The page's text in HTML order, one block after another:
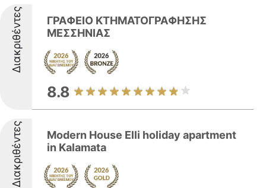
Διακριθέντες
ΓΡΑΦΕΙΟ ΚΤΗΜΑΤΟΓΡΑΦΗΣΗΣ
ΜΕΣΣΗΝΙΑΣ
8.8
Διακριθέντες
Modern House Elli holiday apartment
in Kalamata